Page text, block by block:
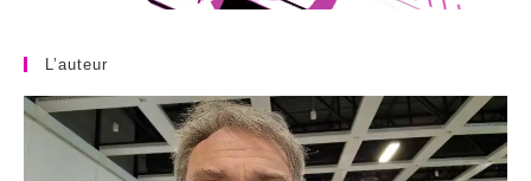
L’auteur